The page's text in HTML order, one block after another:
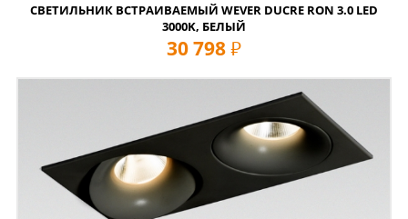
СВЕТИЛЬНИК ВСТРАИВАЕМЫЙ WEVER DUCRE RON 3.0 LED
3000K, БЕЛЫЙ
30 798 руб